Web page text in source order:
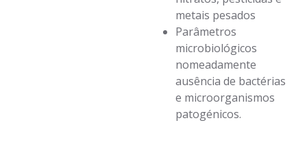
metais pesados
Parâmetros
microbiológicos
nomeadamente
ausência de bactérias
e microorganismos
patogénicos.